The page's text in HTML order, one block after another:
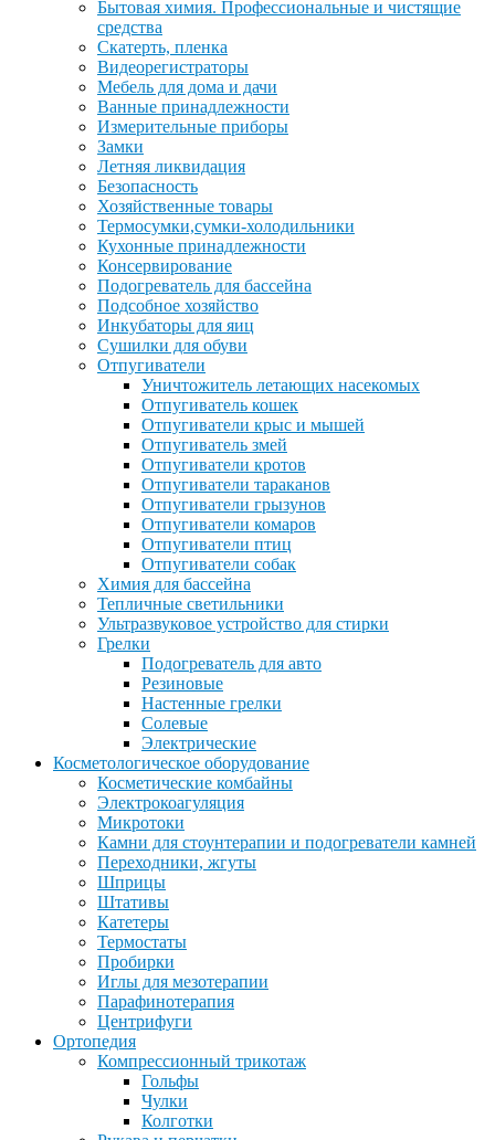
Бытовая химия. Профессиональные и чистящие
средства
Скатерть, пленка
Видеорегистраторы
Мебель для дома и дачи
Ванные принадлежности
Измерительные приборы
Замки
Летняя ликвидация
Безопасность
Хозяйственные товары
Термосумки,сумки-холодильники
Кухонные принадлежности
Консервирование
Подогреватель для бассейна
Подсобное хозяйство
Инкубаторы для яиц
Сушилки для обуви
Отпугиватели
Уничтожитель летающих насекомых
Отпугиватель кошек
Отпугиватели крыс и мышей
Отпугиватель змей
Отпугиватели кротов
Отпугиватели тараканов
Отпугиватели грызунов
Отпугиватели комаров
Отпугиватели птиц
Отпугиватели собак
Химия для бассейна
Тепличные светильники
Ультразвуковое устройство для стирки
Грелки
Подогреватель для авто
Резиновые
Настенные грелки
Солевые
Электрические
Косметологическое оборудование
Косметические комбайны
Электрокоагуляция
Микротоки
Камни для стоунтерапии и подогреватели камней
Переходники, жгуты
Шприцы
Штативы
Катетеры
Термостаты
Пробирки
Иглы для мезотерапии
Парафинотерапия
Центрифуги
Ортопедия
Компрессионный трикотаж
Гольфы
Чулки
Колготки